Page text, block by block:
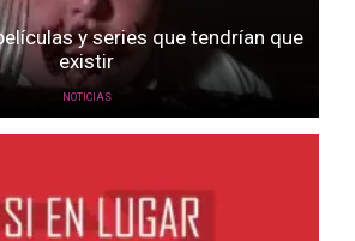
y series que tendrían que
existir
NOTICIAS